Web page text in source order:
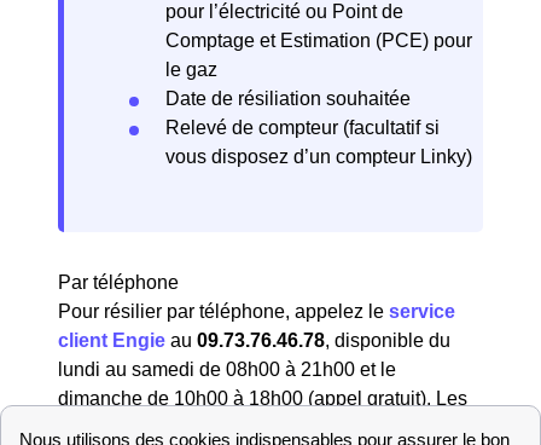
pour l’électricité ou Point de
Comptage et Estimation (PCE) pour
le gaz
Date de résiliation souhaitée
Relevé de compteur (facultatif si
vous disposez d’un compteur Linky)
Par téléphone
Pour résilier par téléphone, appelez le service
client Engie au 09.73.76.46.78, disponible du
lundi au samedi de 08h00 à 21h00 et le
dimanche de 10h00 à 18h00 (appel gratuit). Les